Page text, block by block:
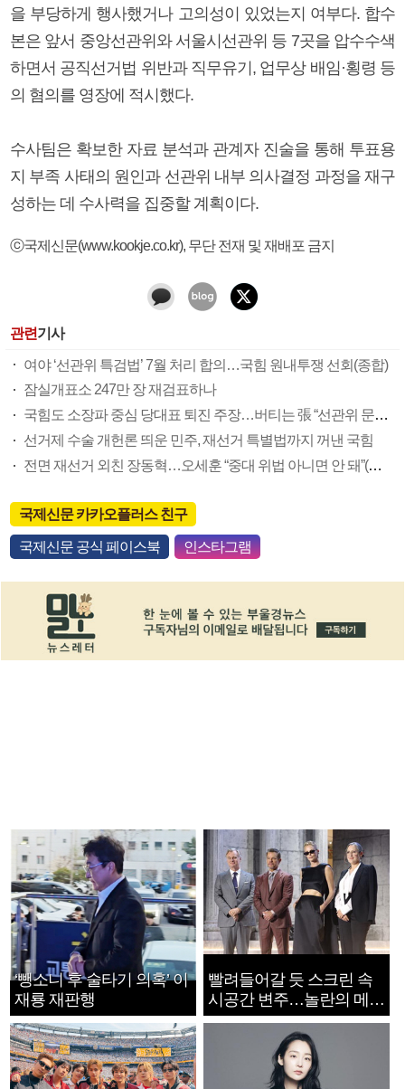
을 부당하게 행사했거나 고의성이 있었는지 여부다. 합수
본은 앞서 중앙선관위와 서울시선관위 등 7곳을 압수수색
하면서 공직선거법 위반과 직무유기, 업무상 배임·횡령 등
의 혐의를 영장에 적시했다.
수사팀은 확보한 자료 분석과 관계자 진술을 통해 투표용
지 부족 사태의 원인과 선관위 내부 의사결정 과정을 재구
성하는 데 수사력을 집중할 계획이다.
ⓒ국제신문(www.kookje.co.kr), 무단 전재 및 재배포 금지
관련기사
여야 ‘선관위 특검법’ 7월 처리 합의…국힘 원내투쟁 선회(종합)
잠실개표소 247만 장 재검표하나
국힘도 소장파 중심 당대표 퇴진 주장…버티는 張 “선관위 문제 우선”
선거제 수술 개헌론 띄운 민주, 재선거 특별법까지 꺼낸 국힘
전면 재선거 외친 장동혁…오세훈 “중대 위법 아니면 안 돼”(종합)
국제신문 카카오플러스 친구
국제신문 공식 페이스북 인스타그램
‘뺑소니 후 술타기 의혹’ 이
재룡 재판행
빨려들어갈 듯 스크린 속
시공간 변주…놀란의 메시
지는 ‘전쟁 속죄’